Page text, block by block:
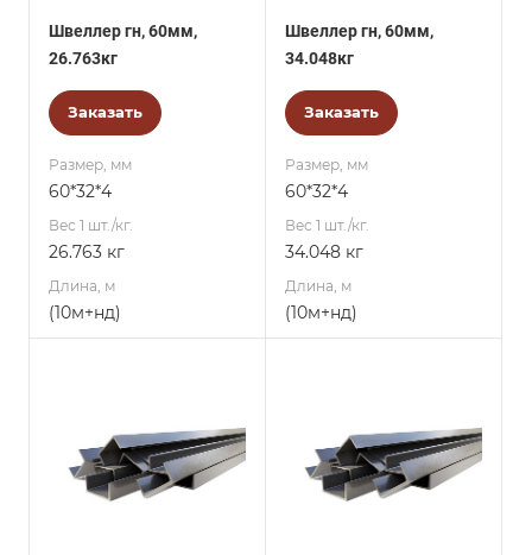
Швеллер гн, 60мм,
26.763кг
Заказать
Размер, мм
60*32*4
Вес 1 шт./кг.
26.763 кг
Длина, м
(10м+нд)
Швеллер гн, 60мм,
34.048кг
Заказать
Размер, мм
60*32*4
Вес 1 шт./кг.
34.048 кг
Длина, м
(10м+нд)